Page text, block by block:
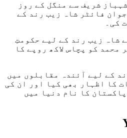
شریف سے منگل کے روز
فائٹر شاہ زیب رند کے
کی۔
شاہ زیب رند کے لیے حکومتِ
محمد کو پچاس لاکھ روپے کا
کے لیے آئندہ مقابلوں میں
کا اظہار بھی کیا اور ان کی
کا نام دنیا میں